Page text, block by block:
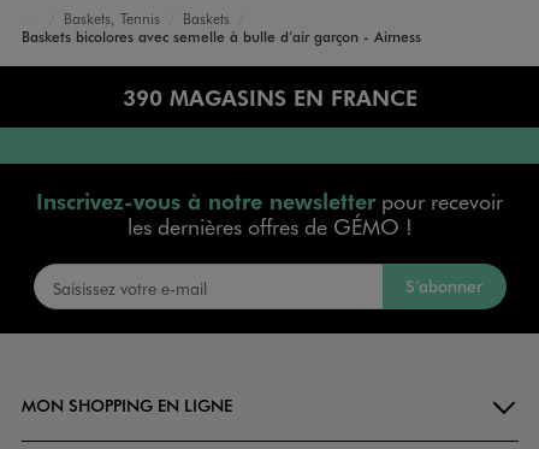
Accueil
Garçon
Chaussures
Baskets, Tennis
Baskets
Baskets bicolores avec semelle à bulle d’air garçon - Airness
390 MAGASINS EN FRANCE
Inscrivez-vous à notre newsletterpour recevoir
les dernières offres de GÉMO !
S’abonner
MON SHOPPING EN LIGNE